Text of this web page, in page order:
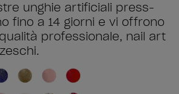
unghie artificiali press-
fino a 14 giorni e vi offrono
professionale, nail art